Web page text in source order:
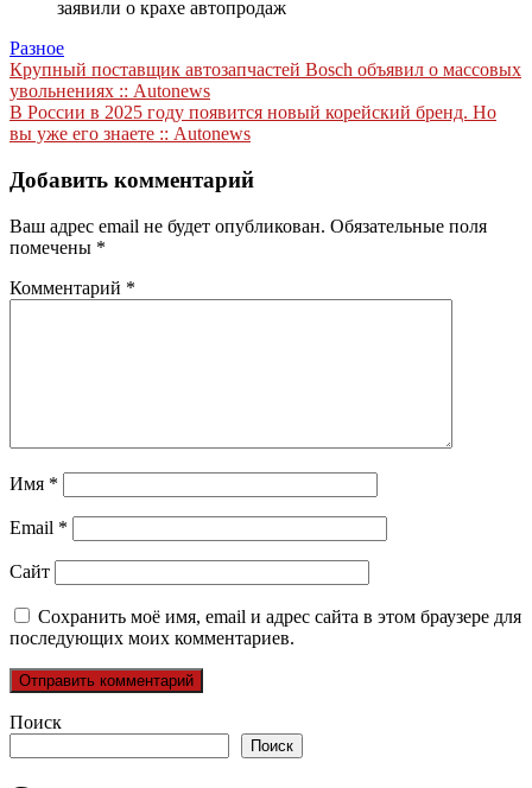
заявили о крахе автопродаж
Разное
Навигация
по
записям
Крупный поставщик автозапчастей Bosch объявил о массовых
увольнениях :: Autonews
В России в 2025 году появится новый корейский бренд. Но
вы уже его знаете :: Autonews
Добавить комментарий
Ваш адрес email не будет опубликован. Обязательные поля
помечены *
Комментарий *
Имя *
Email *
Сайт
Сохранить моё имя, email и адрес сайта в этом браузере для
последующих моих комментариев.
Поиск
Поиск